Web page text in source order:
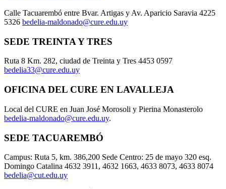
Calle Tacuarembó entre Bvar. Artigas y Av. Aparicio Saravia 4225
5326 bedelia-maldonado@cure.edu.uy
SEDE TREINTA Y TRES
Ruta 8 Km. 282, ciudad de Treinta y Tres 4453 0597
bedelia33@cure.edu.uy
OFICINA DEL CURE EN LAVALLEJA
Local del CURE en Juan José Morosoli y Pierina Monasterolo
bedelia-maldonado@cure.edu.uy.
SEDE TACUAREMBÓ
Campus: Ruta 5, km. 386,200 Sede Centro: 25 de mayo 320 esq.
Domingo Catalina 4632 3911, 4632 1663, 4633 8073, 4633 8074
bedelia@cut.edu.uy